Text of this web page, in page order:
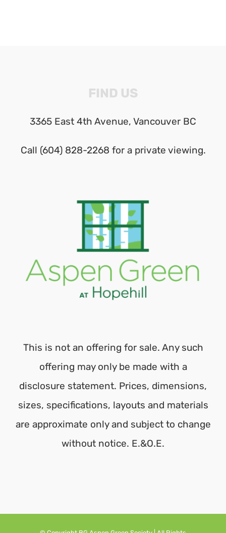
FIND US
3365 East 4th Avenue, Vancouver BC
Call (604) 828-2268 for a private viewing.
This is not an offering for sale. Any such
offering may only be made with a
disclosure statement. Prices, dimensions,
sizes, specifications, layouts and materials
are approximate only and subject to change
without notice. E.&O.E.